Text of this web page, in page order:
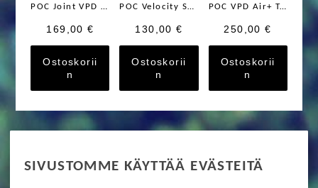
SIVUSTOMME KÄYTTÄÄ EVÄSTEITÄ
POC Joint VPD System Knee
169,00 €
Ostoskorii
n
POC Velocity Shorts
130,00 €
Ostoskorii
n
POC VPD Air+ Tee
250,00 €
Ostoskorii
n